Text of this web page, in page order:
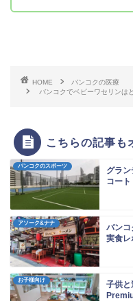
HOME
バンコクの医療
バンコクでベビーワセリンは
こちらの記事も
バンコクのスポーツ
グラ
コート
アソーク&ナナ
バンコ
実食レ
お子様向け
子供